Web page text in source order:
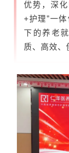
优势，深
+护理”一
下的养老
质、高效、